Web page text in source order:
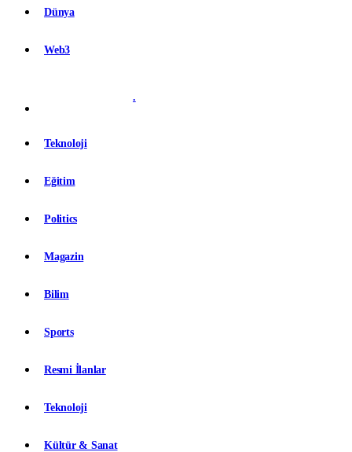
Dünya
Web3
.
Teknoloji
Eğitim
Politics
Magazin
Bilim
Sports
Resmi İlanlar
Teknoloji
Kültür & Sanat